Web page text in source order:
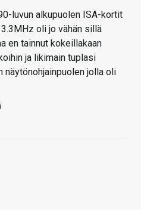
luvun alkupuolen ISA-kortit
oli jo vähän sillä
en tainnut kokeillakaan
ja likimain tuplasi
näytönohjainpuolen jolla oli